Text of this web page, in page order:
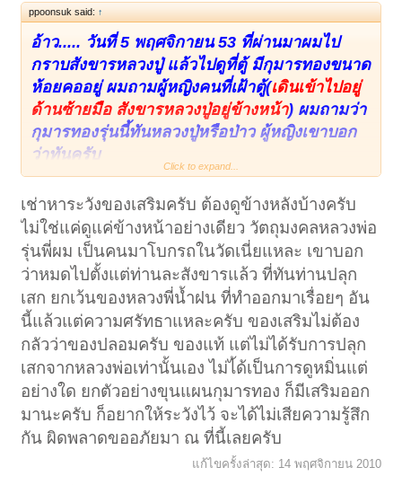
ppoonsuk said: ↑
อ้าว..... วันที่ 5 พฤศจิกายน 53 ที่ผ่านมาผมไป
กราบสังขารหลวงปู่ แล้วไปดูที่ตู้ มีกุมารทองขนาด
ห้อยคออยู่ ผมถามผู้หญิงคนที่เฝ้าตู้(เดินเข้าไปอยู่
ด้านซ้ายมือ สังขารหลวงปู่อยู่ข้างหน้า) ผมถามว่า
กุมารทองรุ่นนี้ทันหลวงปู่หรือป่าว ผู้หญิงเขาบอก
ว่าทันครับ
ผู้ชายเฝ้าวัตถุมงคลอยู่บอกว่าเป็นกุมารทองของ
หลวงพี่น้ำฝนครับ ใครทราบว่าเป็นของหลวงปู่
หรือหลวงพี่ช่วยบอกหน่อยครับ
Click to expand...
เช่าหาระวังของเสริมครับ ต้องดูข้างหลังบ้างครับ
ไม่ใช่แค่ดูแค่ข้างหน้าอย่างเดียว วัตถุมงคลหลวงพ่อ
รุ่นพี่ผม เป็นคนมาโบกรถในวัดเนี่ยแหละ เขาบอก
ว่าหมดไปตั้งแต่ท่านละสังขารแล้ว ที่ทันท่านปลุก
เสก ยกเว้นของหลวงพี่น้ำฝน ที่ทำออกมาเรื่อยๆ อัน
นี้แล้วแต่ความศรัทธาแหละครับ ของเสริมไม่ต้อง
กลัวว่าของปลอมครับ ของแท้ แต่ไม่ได้รับการปลุก
เสกจากหลวงพ่อเท่านั้นเอง ไม่ไ้ด้เป็นการดูหมิ่นแต่
อย่างใด ยกตัวอย่างขุนแผนกุมารทอง ก็มีเสริมออก
มานะครับ ก็อยากให้ระวังไว้ จะได้ไม่เสียความรู้สึก
กัน ผิดพลาดขออภัยมา ณ ที่นี้เลยครับ
แก้ไขครั้งล่าสุด: 14 พฤศจิกายน 2010